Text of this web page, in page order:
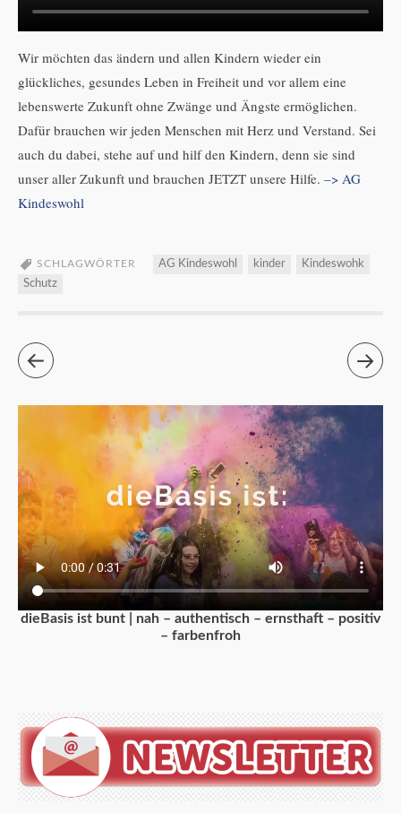
Wir möchten das ändern und allen Kindern wieder ein
glückliches, gesundes Leben in Freiheit und vor allem eine
lebenswerte Zukunft ohne Zwänge und Ängste ermöglichen.
Dafür brauchen wir jeden Menschen mit Herz und Verstand. Sei
auch du dabei, stehe auf und hilf den Kindern, denn sie sind
unser aller Zukunft und brauchen JETZT unsere Hilfe. –> AG
Kindeswohl
SCHLAGWÖRTER AG Kindeswohl kinder
Kindeswohk
Schutz
dieBasis ist bunt | nah – authentisch – ernsthaft – positiv
– farbenfroh